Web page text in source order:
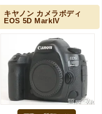
ら、オールラウン…（兵庫・尼崎
市）
キヤノン カメラボディ
EOS 5D MarkIV